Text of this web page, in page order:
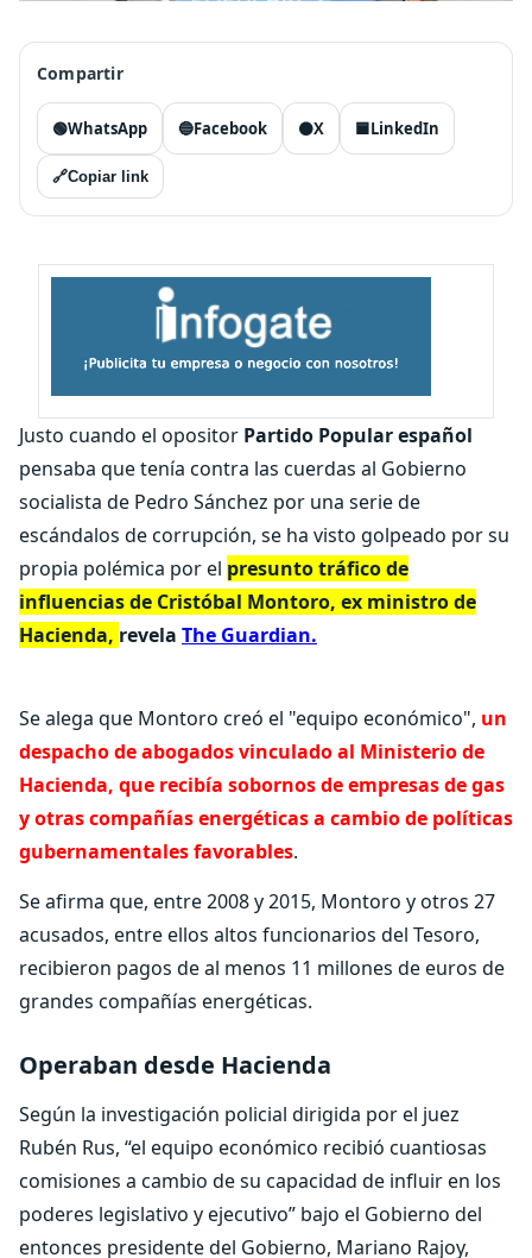
Compartir
🟢WhatsApp 🔵Facebook ⚫X 🟦LinkedIn
🔗Copiar link
Justo cuando el opositor Partido Popular español
pensaba que tenía contra las cuerdas al Gobierno
socialista de Pedro Sánchez por una serie de
escándalos de corrupción, se ha visto golpeado por su
propia polémica por el presunto tráfico de
influencias de Cristóbal Montoro, ex ministro de
Hacienda, revela The Guardian.
Se alega que Montoro creó el "equipo económico", un
despacho de abogados vinculado al Ministerio de
Hacienda, que recibía sobornos de empresas de gas
y otras compañías energéticas a cambio de políticas
gubernamentales favorables.
Se afirma que, entre 2008 y 2015, Montoro y otros 27
acusados, entre ellos altos funcionarios del Tesoro,
recibieron pagos de al menos 11 millones de euros de
grandes compañías energéticas.
Operaban desde Hacienda
Según la investigación policial dirigida por el juez
Rubén Rus, “el equipo económico recibió cuantiosas
comisiones a cambio de su capacidad de influir en los
poderes legislativo y ejecutivo” bajo el Gobierno del
entonces presidente del Gobierno, Mariano Rajoy,